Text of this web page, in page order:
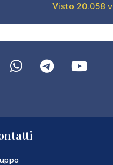
Visto 20.058